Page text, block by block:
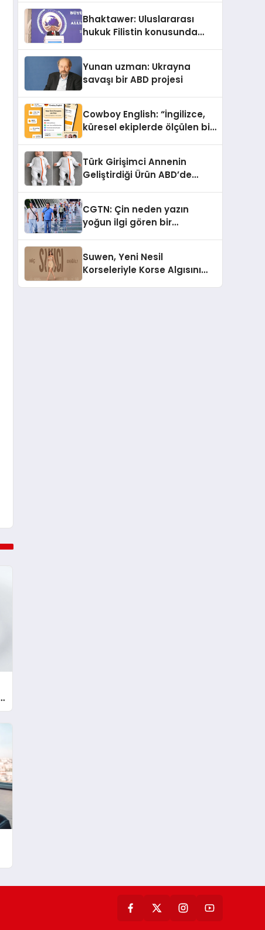
Sindirildiğini Ortaya Koydu
Bhaktawer: Uluslararası
hukuk Filistin konusunda
Yunan uzman: Ukrayna
savaşı bir ABD projesi
Cowboy English: “İngilizce,
küresel ekiplerde ölçülen bir
Türk Girişimci Annenin
Geliştirdiği Ürün ABD’de
Açısı Getiriyor.
CGTN: Çin neden yazın
yoğun ilgi gören bir
Suwen, Yeni Nesil
Korseleriyle Korse Algısını